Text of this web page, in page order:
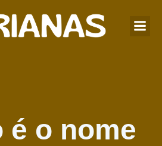
é o nome